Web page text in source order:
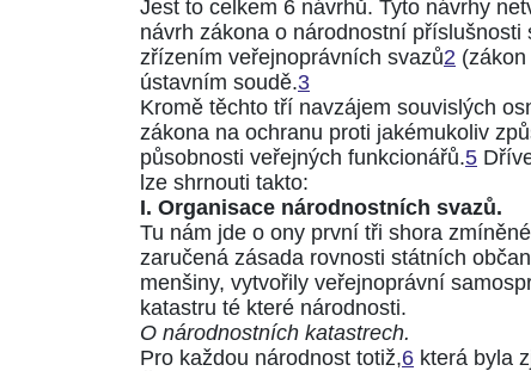
Jest to celkem 6 návrhů. Tyto návrhy
návrh zákona o národnostní
zřízením veřejnoprávních svazů2
ústavním soudě.3
Kromě těchto tří navzájem souvislých
zákona na ochranu proti jakémukoliv
působnosti veřejných funkcionářů.5
lze shrnouti takto:
I. Organisace národnostních svazů.
Tu nám jde o ony první tři shora
zaručená zásada rovnosti státních
menšiny, vytvořily veřejnoprávní
katastru té které národnosti.
O národnostních katastrech.
Pro každou národnost totiž,6 která byla